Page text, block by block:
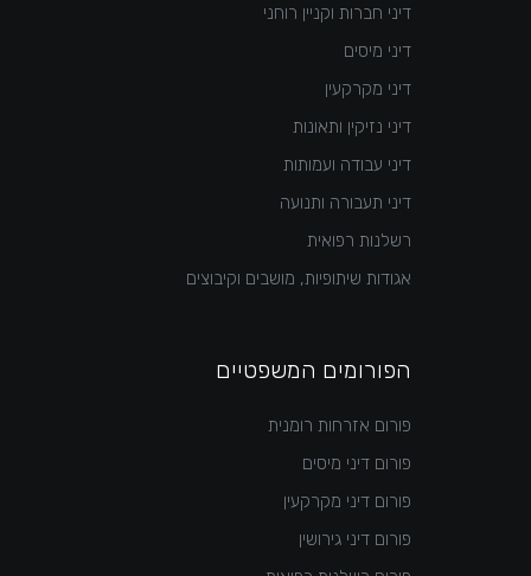
דיני חברות וקניין רוחני
דיני מיסים
דיני מקרקעין
דיני נזיקין ותאונות
דיני עבודה ועמותות
דיני תעבורה ותנועה
רשלנות רפואית
אגודות שיתופיות, מושבים וקיבוצים
הפורומים המשפטיים
פורום אזרחות רומנית
פורום דיני מיסים
פורום דיני מקרקעין
פורום דיני גירושין